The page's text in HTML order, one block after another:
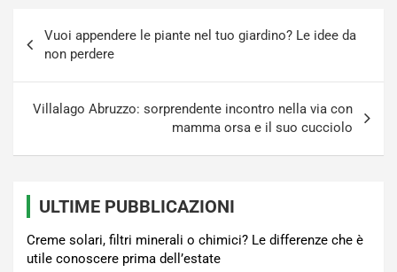
articoli
Vuoi appendere le piante nel tuo giardino? Le idee da
non perdere
Villalago Abruzzo: sorprendente incontro nella via con
mamma orsa e il suo cucciolo
ULTIME PUBBLICAZIONI
Creme solari, filtri minerali o chimici? Le differenze che è
utile conoscere prima dell’estate